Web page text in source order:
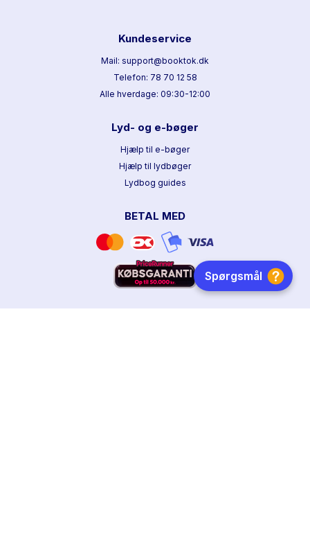
Kundeservice
Mail: support@booktok.dk
Telefon: 78 70 12 58
Alle hverdage: 09:30-12:00
Lyd- og e-bøger
Hjælp til e-bøger
Hjælp til lydbøger
Lydbog guides
BETAL MED